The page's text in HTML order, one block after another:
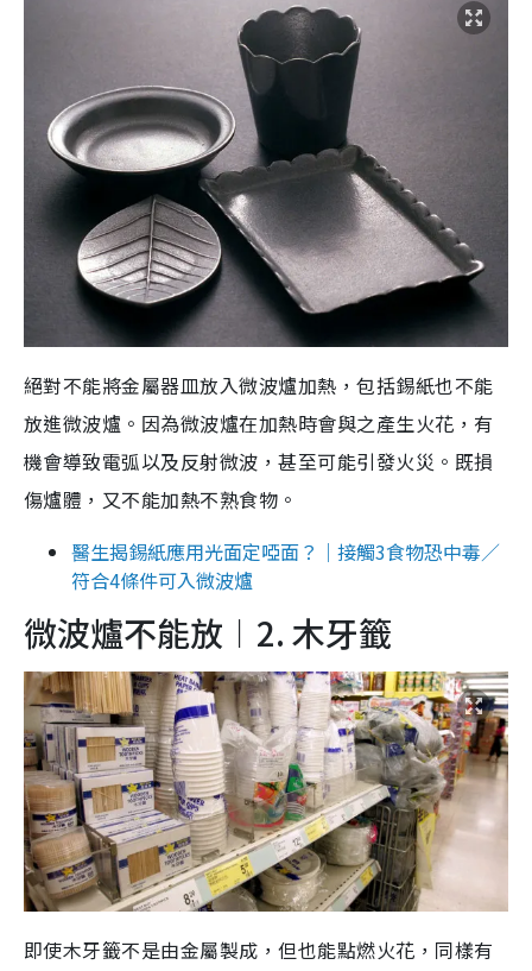
絕對不能將金屬器皿放入微波爐加熱，包括錫紙也不能
放進微波爐。因為微波爐在加熱時會與之產生火花，有
機會導致電弧以及反射微波，甚至可能引發火災。既損
傷爐體，又不能加熱不熟食物。
醫生揭錫紙應用光面定啞面？｜接觸3食物恐中毒／
符合4條件可入微波爐
微波爐不能放︱2. 木牙籤
即使木牙籤不是由金屬製成，但也能點燃火花，同樣有